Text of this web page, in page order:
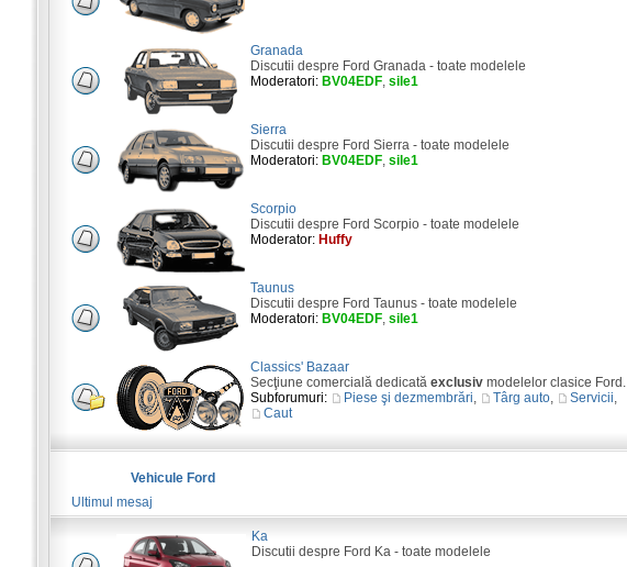
Granada
Discutii despre Ford Granada - toate modelele
Moderatori: BV04EDF, sile1
Sierra
Discutii despre Ford Sierra - toate modelele
Moderatori: BV04EDF, sile1
Scorpio
Discutii despre Ford Scorpio - toate modelele
Moderator: Huffy
Taunus
Discutii despre Ford Taunus - toate modelele
Moderatori: BV04EDF, sile1
Classics' Bazaar
Secţiune comercială dedicată exclusivmodelelor clasice Ford.
Subforumuri:
Piese şi dezmembrări, Târg auto, Servicii,
Caut
Vehicule Ford
Ultimul mesaj
Ka
Discutii despre Ford Ka - toate modelele